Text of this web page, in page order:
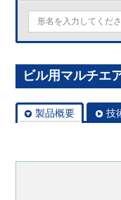
ビル用マルチエ
製品概要 技